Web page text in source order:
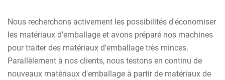
Nous recherchons activement les possibilités d'économiser
les matériaux d'emballage et avons préparé nos machines
pour traiter des matériaux d'emballage très minces.
Parallèlement à nos clients, nous testons en continu de
nouveaux matériaux d'emballage à partir de matériaux de